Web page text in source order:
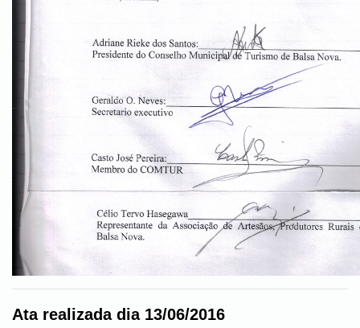
Ata realizada dia 13/06/2016